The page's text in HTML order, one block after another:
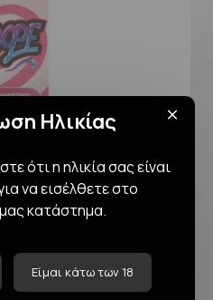
Ηλικίας
ότι η ηλικία σας είναι
να εισέλθετε στο
κατάστημα.
Είμαι κάτω των 18